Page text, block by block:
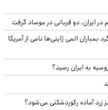
ایران، دو قربانی در موساد گرفت
اتمی ژاپنی‌ها نامی از آمریکا
به ایران رسید؟
زرد آماده رکوردشکنی می‌شود؟